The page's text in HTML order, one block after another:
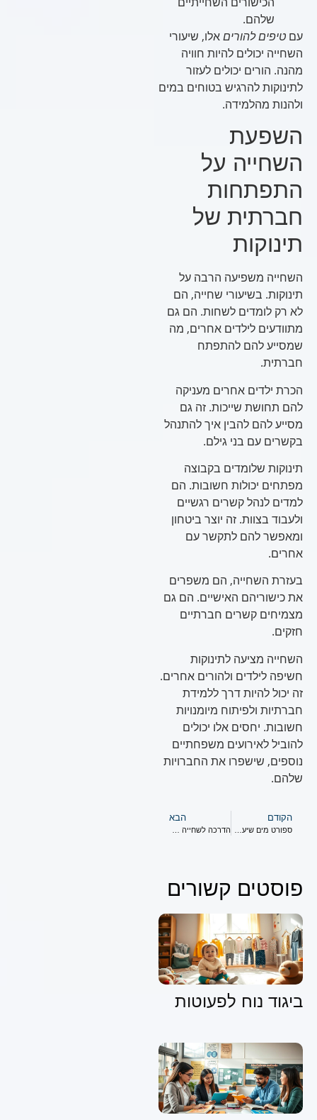
שלהם.
עםטיפים להוריםאלו, שיעורי
השחייה יכולים להיות חוויה
מהנה. הורים יכולים לעזור
לתינוקות להרגיש בטוחים במים
ולהנות מהלמידה.
השפעת
השחייה על
התפתחות
חברתית של
תינוקות
השחייה משפיעה הרבה על
תינוקות. בשיעורי שחייה, הם
לא רק לומדים לשחות. הם גם
מתוודעים לילדים אחרים, מה
שמסייע להם להתפתח
חברתית.
הכרת ילדים אחרים מעניקה
להם תחושת שייכות. זה גם
מסייע להם להבין איך להתנהל
בקשרים עם בני גילם.
תינוקות שלומדים בקבוצה
מפתחים יכולות חשובות. הם
למדים לנהל קשרים רגשיים
ולעבוד בצוות. זה יוצר ביטחון
ומאפשר להם לתקשר עם
אחרים.
בעזרת השחייה, הם משפרים
את כישוריהם האישיים. הם גם
מצמיחים קשרים חברתיים
חזקים.
השחייה מציעה לתינוקות
חשיפה לילדים ולהורים אחרים.
זה יכול להיות דרך ללמידת
חברתיות ולפיתוח מיומנויות
חשובות. יחסים אלו יכולים
להוביל לאירועים משפחתיים
נוספים, שישפרו את החברויות
שלהם.
הקודם
ספורט מים שיעשיר את הילד ויפתח כישורים חיוניים
הבא
הדרכה לשחייה לילדים קטנים עם חוויות מרגשות
פוסטים קשורים
ביגוד נוח לפעוטות